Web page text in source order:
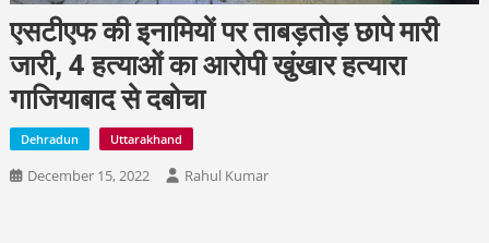
एसटीएफ की इनामियों पर ताबड़तोड़ छापे मारी
जारी, 4 हत्याओं का आरोपी खुंखार हत्यारा
गाजियाबाद से दबोचा
Dehradun Uttarakhand
December 15, 2022 Rahul Kumar